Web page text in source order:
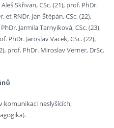
Skřivan, CSc. (21), prof. PhDr.
et RNDr. Jan Štěpán, CSc. (22),
Jarmila Tarnyiková, CSc. (23),
PhDr. Jaroslav Vacek, CSc. (22),
prof. PhDr. Miroslav Verner, DrSc.
komunikaci neslyšících,